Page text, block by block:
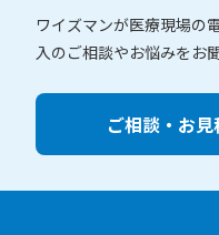
ワイズマンが医療現場の
入のご相談やお悩みをお
ご相談・お見